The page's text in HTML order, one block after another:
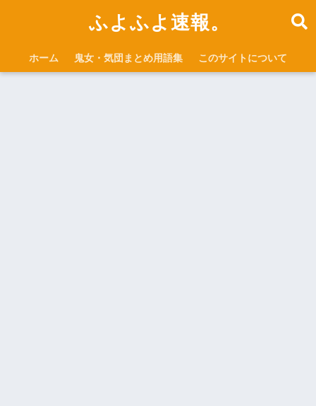
ふよふよ速報。
ホーム 鬼女・気団まとめ用語集 このサイトについて